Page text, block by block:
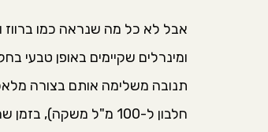
אבל לא כל מה שנראה כמו ברווז